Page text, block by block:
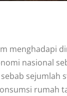
menghadapi
nasional
rumah